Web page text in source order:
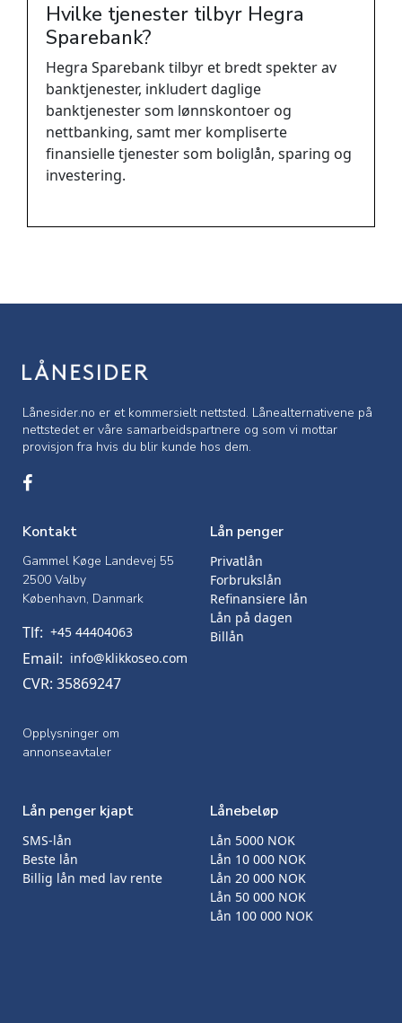
Hvilke tjenester tilbyr Hegra
Sparebank?
Hegra Sparebank tilbyr et bredt spekter av
banktjenester, inkludert daglige
banktjenester som lønnskontoer og
nettbanking, samt mer kompliserte
finansielle tjenester som boliglån, sparing og
investering.
Lånesider.no er et kommersielt nettsted. Lånealternativene på
nettstedet er våre samarbeidspartnere og som vi mottar
provisjon fra hvis du blir kunde hos dem.
Kontakt
Gammel Køge Landevej 55
2500 Valby
København, Danmark
Tlf: +45 44404063
Email: info@klikkoseo.com
CVR: 35869247
Opplysninger om
annonseavtaler
Lån penger
Privatlån
Forbrukslån
Refinansiere lån
Lån på dagen
Billån
Lån penger kjapt
SMS-lån
Beste lån
Billig lån med lav rente
Lånebeløp
Lån 5000 NOK
Lån 10 000 NOK
Lån 20 000 NOK
Lån 50 000 NOK
Lån 100 000 NOK